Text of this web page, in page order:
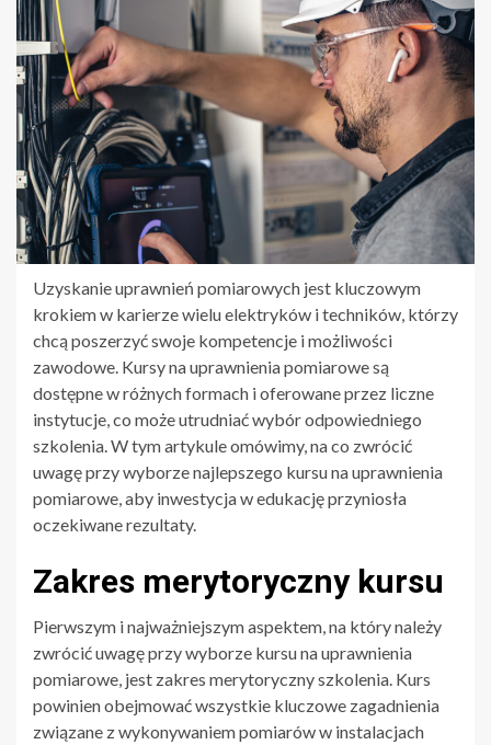
Uzyskanie uprawnień pomiarowych jest kluczowym
krokiem w karierze wielu elektryków i techników, którzy
chcą poszerzyć swoje kompetencje i możliwości
zawodowe. Kursy na uprawnienia pomiarowe są
dostępne w różnych formach i oferowane przez liczne
instytucje, co może utrudniać wybór odpowiedniego
szkolenia. W tym artykule omówimy, na co zwrócić
uwagę przy wyborze najlepszego kursu na uprawnienia
pomiarowe, aby inwestycja w edukację przyniosła
oczekiwane rezultaty.
Zakres merytoryczny kursu
Pierwszym i najważniejszym aspektem, na który należy
zwrócić uwagę przy wyborze kursu na uprawnienia
pomiarowe, jest zakres merytoryczny szkolenia. Kurs
powinien obejmować wszystkie kluczowe zagadnienia
związane z wykonywaniem pomiarów w instalacjach